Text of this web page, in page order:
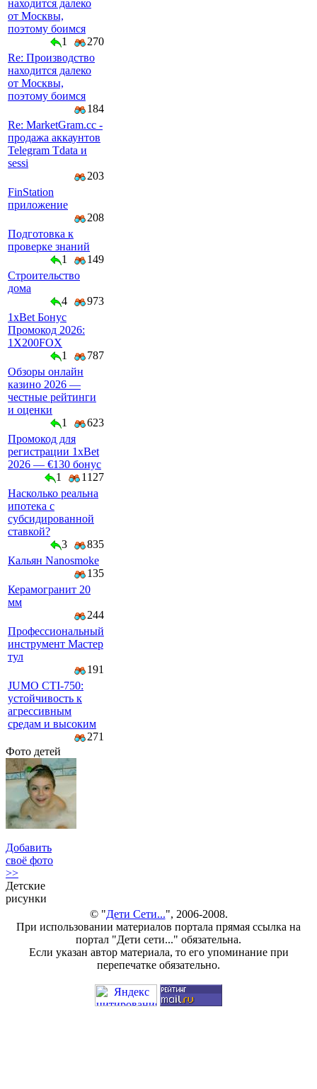
находится далеко
от Москвы,
поэтому боимся
1
270
Re: Производство
находится далеко
от Москвы,
поэтому боимся
184
Re: MarketGram.cc -
продажа аккаунтов
Telegram Tdata и
sessi
203
FinStation
приложение
208
Подготовка к
проверке знаний
1
149
Строительство
дома
4
973
1xBet Бонус
Промокод 2026:
1X200FOX
1
787
Обзоры онлайн
казино 2026 —
честные рейтинги
и оценки
1
623
Промокод для
регистрации 1xBet
2026 — €130 бонус
1
1127
Насколько реальна
ипотека с
субсидированной
ставкой?
3
835
Кальян Nanosmoke
135
Керамогранит 20
мм
244
Профессиональный
инструмент Мастер
тул
191
JUMO CTI-750:
устойчивость к
агрессивным
средам и высоким
271
Фото детей
Добавить
своё фото
>>
Детские
рисунки
© "Дети Сети...", 2006-2008.
При использовании материалов портала прямая ссылка на
портал "Дети сети..." обязательна.
Если указан автор материала, то его упоминание при
перепечатке обязательно.